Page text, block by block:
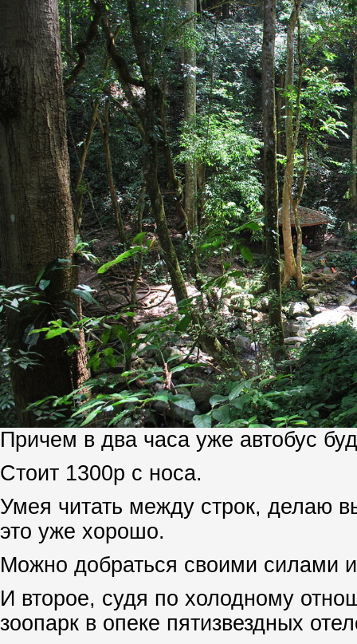
Причем в два часа уже автобус
Стоит 1300р с носа.
Умея читать между строк, делаю
это уже хорошо.
Можно добраться своими силами
И второе, судя по холодному
зоопарк в опеке пятизвездных